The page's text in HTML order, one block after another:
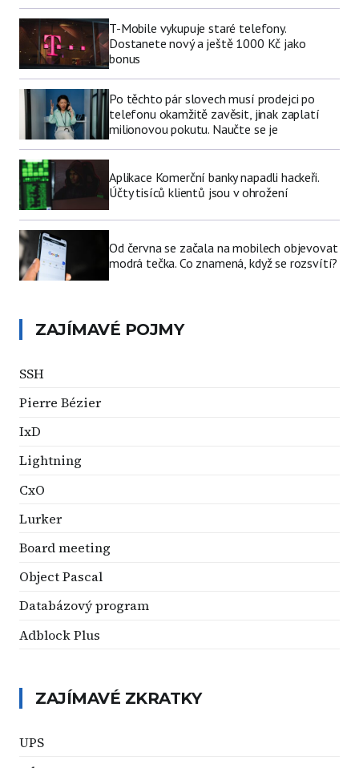
T-Mobile vykupuje staré telefony.
Dostanete nový a ještě 1000 Kč jako
bonus
Po těchto pár slovech musí prodejci po
telefonu okamžitě zavěsit, jinak zaplatí
milionovou pokutu. Naučte se je
Aplikace Komerční banky napadli hackeři.
Účty tisíců klientů jsou v ohrožení
Od června se začala na mobilech objevovat
modrá tečka. Co znamená, když se rozsvítí?
ZAJÍMAVÉ POJMY
SSH
Pierre Bézier
IxD
Lightning
CxO
Lurker
Board meeting
Object Pascal
Databázový program
Adblock Plus
ZAJÍMAVÉ ZKRATKY
UPS